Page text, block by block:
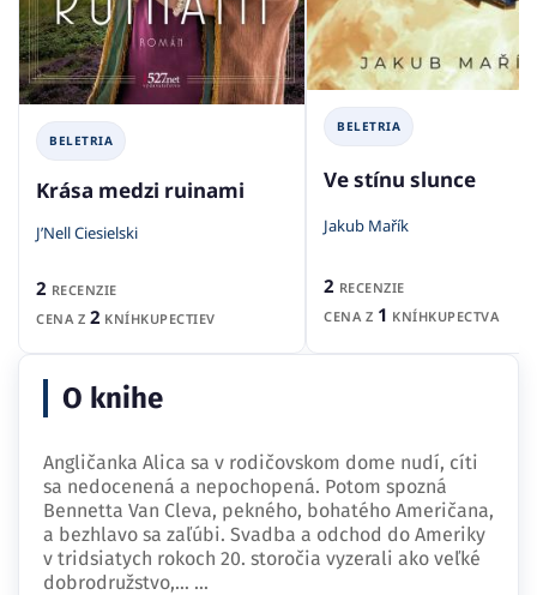
BELETRIA
Krása medzi ruinami
J’Nell Ciesielski
2 RECENZIE
CENA Z 2 KNÍHKUPECTIEV
BELETRIA
Ve stínu slunce
Jakub Mařík
2 RECENZIE
CENA Z 1 KNÍHKUPECTVA
O knihe
Angličanka Alica sa v rodičovskom dome nudí, cíti
sa nedocenená a nepochopená. Potom spozná
Bennetta Van Cleva, pekného, bohatého Američana,
a bezhlavo sa zaľúbi. Svadba a odchod do Ameriky
v tridsiatych rokoch 20. storočia vyzerali ako veľké
dobrodružstvo,… ...